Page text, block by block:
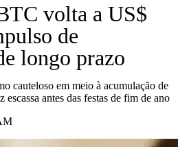
volta a US$
de
longo prazo
cauteloso em meio à acumulação de
antes das festas de fim de ano